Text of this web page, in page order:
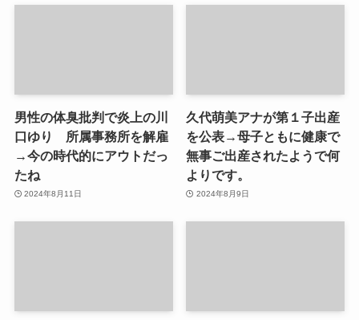
男性の体臭批判で炎上の川
口ゆり 所属事務所を解雇
→今の時代的にアウトだっ
たね
2024年8月11日
久代萌美アナが第１子出産
を公表→母子ともに健康で
無事ご出産されたようで何
よりです。
2024年8月9日